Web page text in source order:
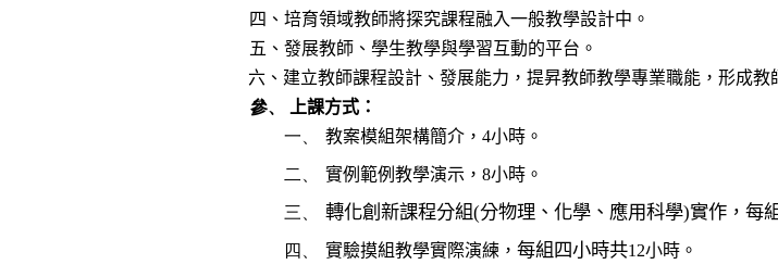
四、培育領域教師將探究課程融入一般教學設計中。
五 、發展教師、學生教學與學習互動的平台。
六、建立教師課程設計、發展能力，提昇教師教學專業職能，形成教
參、
上課方式：
一、
教案模組架構簡介 ， 4小時。
二、 實例範例教學演示 ， 8小時。
三、 轉化創新課程分組(分物理、化學、應用科學)實作，每
四、 實驗摸組教學實際演練， 每組四小時共12小時。